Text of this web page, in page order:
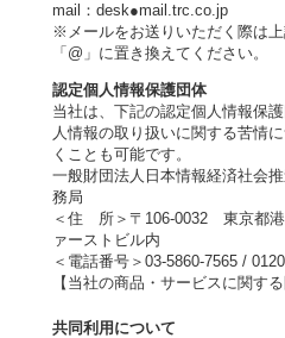
mail：desk●mail.trc.co.jp
※メールをお送りいただく際は
「@」に置き換えてください。
認定個人情報保護団体
当社は、下記の認定個人情報保
人情報の取り扱いに関する苦情
くことも可能です。
一般財団法人日本情報経済社会
務局
＜住 所＞〒106-0032 東京都港
ァーストビル内
＜電話番号＞03-5860-7565 /
【当社の商品・サービスに関す
共同利用について